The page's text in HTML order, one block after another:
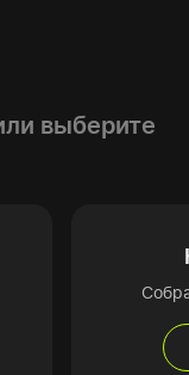
выберите